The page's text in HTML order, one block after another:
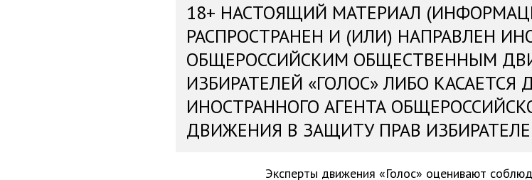
18+ НАСТОЯЩИЙ МАТЕРИАЛ
РАСПРОСТРАНЕН И (ИЛИ) НАПРАВЛЕН
ОБЩЕРОССИЙСКИМ ОБЩЕСТВЕННЫМ
ИЗБИРАТЕЛЕЙ «ГОЛОС» ЛИБО КАСАЕТСЯ
ИНОСТРАННОГО АГЕНТА
ДВИЖЕНИЯ В ЗАЩИТУ ПРАВ
Эксперты движения «Голос» оценивают